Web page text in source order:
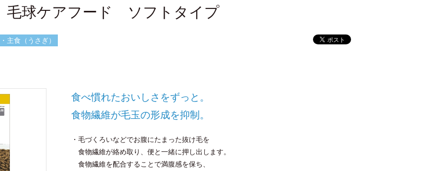
球ケアフード ソフトタイプ
主食（うさぎ）
食べ慣れたおいしさをずっと。
食物繊維が毛玉の形成を抑制。
・毛づくろいなどでお腹にたまった抜け毛を
食物繊維が絡め取り、便と一緒に押し出します。
食物繊維を配合することで満腹感を保ち、